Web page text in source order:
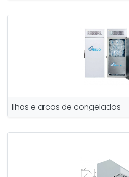
Ilhas e arcas de congelados